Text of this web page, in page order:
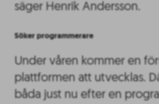
säger Henrik Andersson.
Söker programmerare
Under våren kommer en
plattformen att utvecklas.
båda just nu efter en